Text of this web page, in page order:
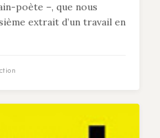
poète –, que nous
extrait d’un travail en